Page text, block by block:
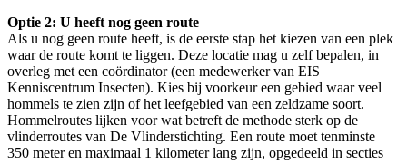
Optie 2: U heeft nog geen route
Als u nog geen route heeft, is de eerste stap het kiezen van een plek
waar de route komt te liggen. Deze locatie mag u zelf bepalen, in
overleg met een coördinator (een medewerker van EIS
Kenniscentrum Insecten). Kies bij voorkeur een gebied waar veel
hommels te zien zijn of het leefgebied van een zeldzame soort.
Hommelroutes lijken voor wat betreft de methode sterk op de
vlinderroutes van De Vlinderstichting. Een route moet tenminste
350 meter en maximaal 1 kilometer lang zijn, opgedeeld in secties